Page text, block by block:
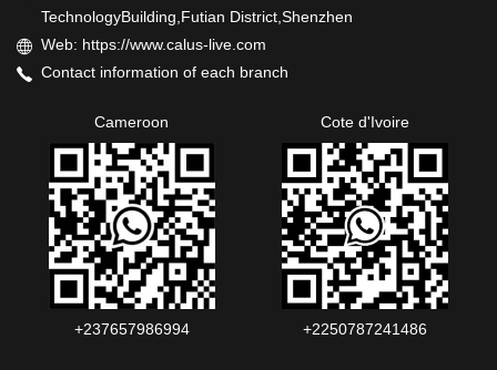
TechnologyBuilding,Futian District,Shenzhen
Web: https://www.calus-live.com
Contact information of each branch
Cameroon
+237657986994‬‬
Cote d'Ivoire
+2250787241486‬‬